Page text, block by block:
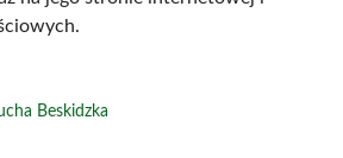
Beskidzka